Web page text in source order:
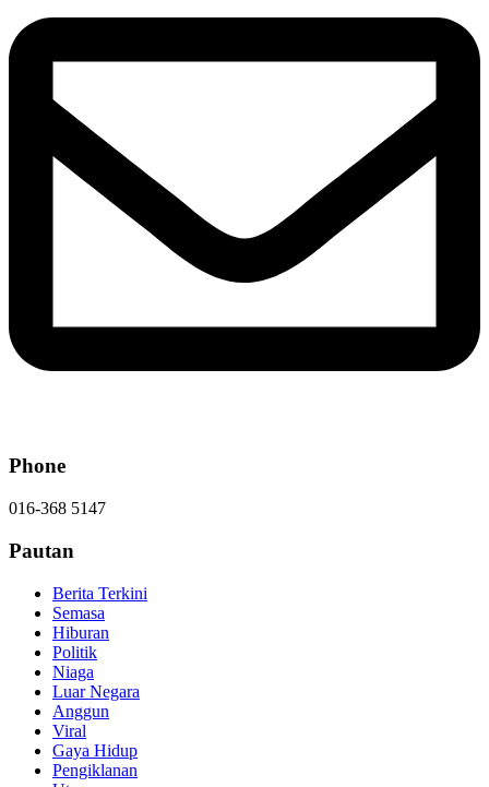
Phone
016-368 5147
Pautan
Berita Terkini
Semasa
Hiburan
Politik
Niaga
Luar Negara
Anggun
Viral
Gaya Hidup
Pengiklanan